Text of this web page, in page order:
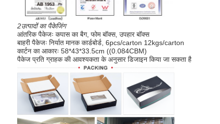
धातु के स्लाइडिंग डोर लॉक
स्मार्ट जल नल
बाथरूम की स्वच्छता सामग्री
बाथरूम के शॉवर पैनल
स्नानघर सहायक
बाथरूम कैबिनेट सेट
2उत्पादों का पैकेजिंग
आंतरिक पैकेजः कपास का बैग, फोम बॉक्स, उपहार बॉक्स
बाहरी पैकेजः निर्यात मानक कार्डबोर्ड, 6pcs/carton 12kgs/carton
कार्टन का आकारः 58*43*33.5cm ((0.084CBM)
पैकेज प्रति ग्राहक की आवश्यकता के अनुसार डिजाइन किया जा सकता है